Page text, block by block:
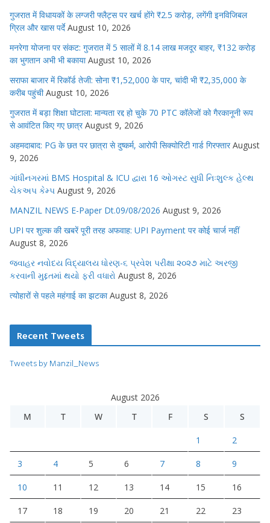
गुजरात में विधायकों के लग्जरी फ्लैट्स पर खर्च होंगे ₹2.5 करोड़, लगेंगी इनविजिबल
ग्रिल और खास पर्दे August 10, 2026
मनरेगा योजना पर संकट: गुजरात में 5 सालों में 8.14 लाख मजदूर बाहर, ₹132 करोड़
का भुगतान अभी भी बकाया August 10, 2026
सराफा बाजार में रिकॉर्ड तेजी: सोना ₹1,52,000 के पार, चांदी भी ₹2,35,000 के
करीब पहुंची August 10, 2026
गुजरात में बड़ा शिक्षा घोटाला: मान्यता रद्द हो चुके 70 PTC कॉलेजों को गैरकानूनी रूप
से आवंटित किए गए छात्र August 9, 2026
अहमदाबाद: PG के छत पर छात्रा से दुष्कर्म, आरोपी सिक्योरिटी गार्ड गिरफ्तार August
9, 2026
ગાંધીનગરમાં BMS Hospital & ICU દ્વારા 16 ઓગસ્ટ સુધી નિઃશુલ્ક હેલ્થ
ચેકઅપ કેમ્પ August 9, 2026
MANZIL NEWS E-Paper Dt.09/08/2026 August 9, 2026
UPI पर शुल्क की खबरें पूरी तरह अफवाह: UPI Payment पर कोई चार्ज नहीं
August 8, 2026
જવાહર નવોદય વિદ્યાલય ધોરણ-૬ પ્રવેશ પરીક્ષા ૨૦૨૭ માટે અરજી
કરવાની મુદ્દતમાં થયો ફરી વધારો August 8, 2026
त्योहारों से पहले महंगाई का झटका August 8, 2026
Recent Tweets
Tweets by Manzil_News
August 2026
M
T W T F S S
1 2
3 4 5 6 7 8 9
10 11 12 13 14 15 16
17 18 19 20 21 22 23